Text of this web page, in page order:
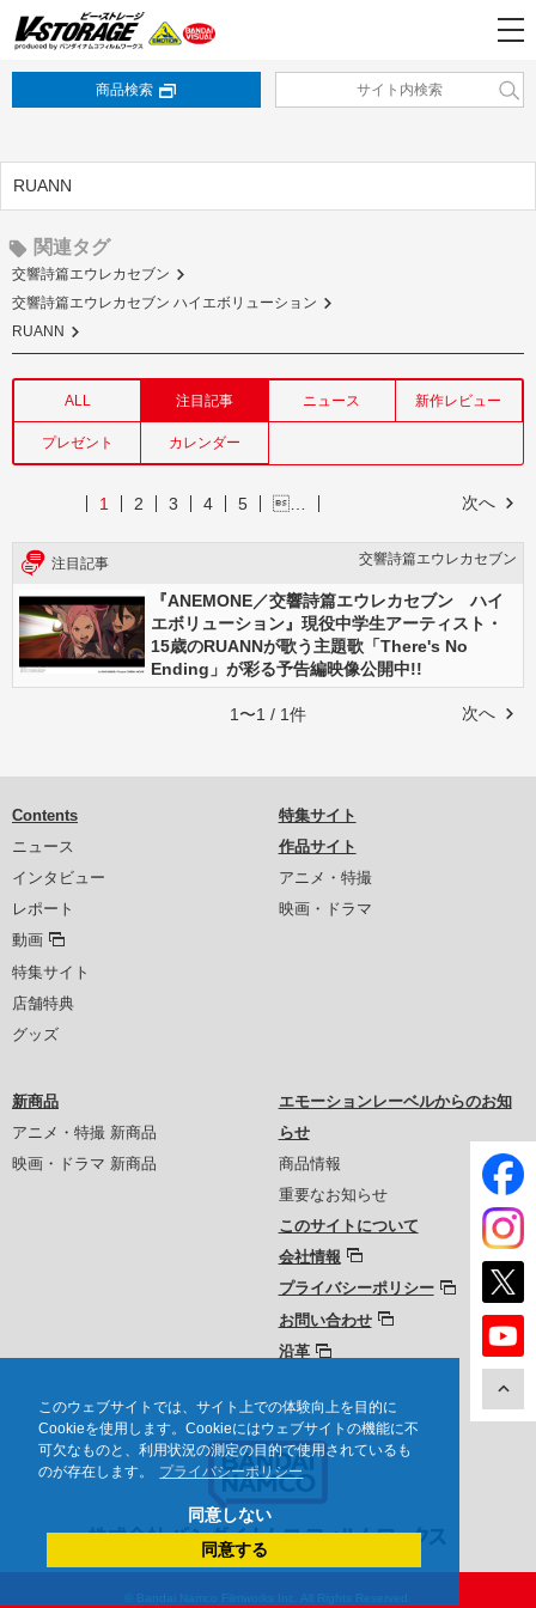
このウェブサイトでは、サイト上での体験向上を目的に
Cookieを使用します。Cookieにはウェブサイトの機能に不
可欠なものと、利用状況の測定の目的で使用されているも
のが存在します。
プライバシーポリシー
同意しない
同意する
商品検索
RUANN
関連タグ
交響詩篇エウレカセブン
交響詩篇エウレカセブン ハイエボリューション
RUANN
ALL 注目記事 ニュース 新作レビュー
プレゼント カレンダー
次へ
1 2 3 4 5 …
注目記事 交響詩篇エウレカセブン
『ANEMONE／交響詩篇エウレカセブン ハイ
エボリューション』現役中学生アーティスト・
15歳のRUANNが歌う主題歌「There's No
Ending」が彩る予告編映像公開中!!
次へ
1〜1 / 1件
Contents
ニュース
インタビュー
レポート
動画
特集サイト
店舗特典
グッズ
特集サイト
作品サイト
アニメ・特撮
映画・ドラマ
新商品
アニメ・特撮 新商品
映画・ドラマ 新商品
エモーションレーベルからのお知
らせ
商品情報
重要なお知らせ
このサイトについて
会社情報
プライバシーポリシー
お問い合わせ
沿革
© Bandai Namco Filmworks Inc. All Rights Reserved.